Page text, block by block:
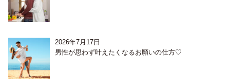
2026年7月17日
男性が思わず叶えたくなるお願いの仕方♡